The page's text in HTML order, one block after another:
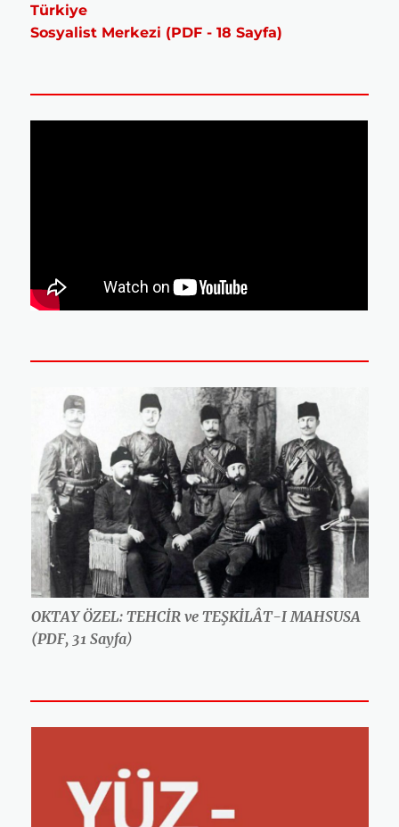
Türkiye
Sosyalist Merkezi (PDF - 18 Sayfa)
OKTAY ÖZEL: TEHCİR ve TEŞKİLÂT-I MAHSUSA
(PDF, 31 Sayfa)